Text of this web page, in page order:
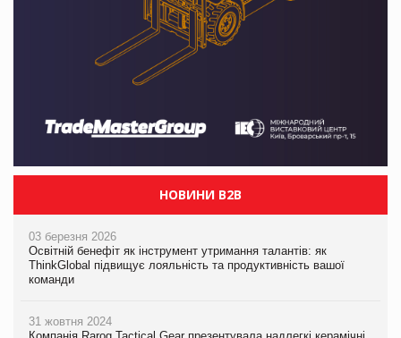
НОВИНИ B2B
03 березня 2026
Освітній бенефіт як інструмент утримання талантів: як
ThinkGlobal підвищує лояльність та продуктивність вашої
команди
31 жовтня 2024